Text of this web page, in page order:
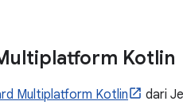
Kotlin
Multiplatform Kotlin
dari